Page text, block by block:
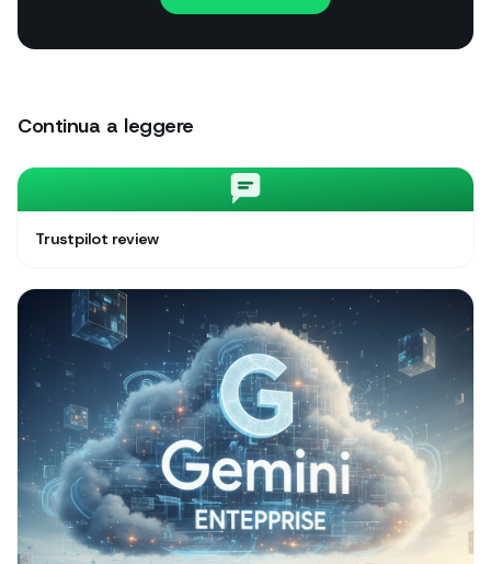
Continua a leggere
Trustpilot review